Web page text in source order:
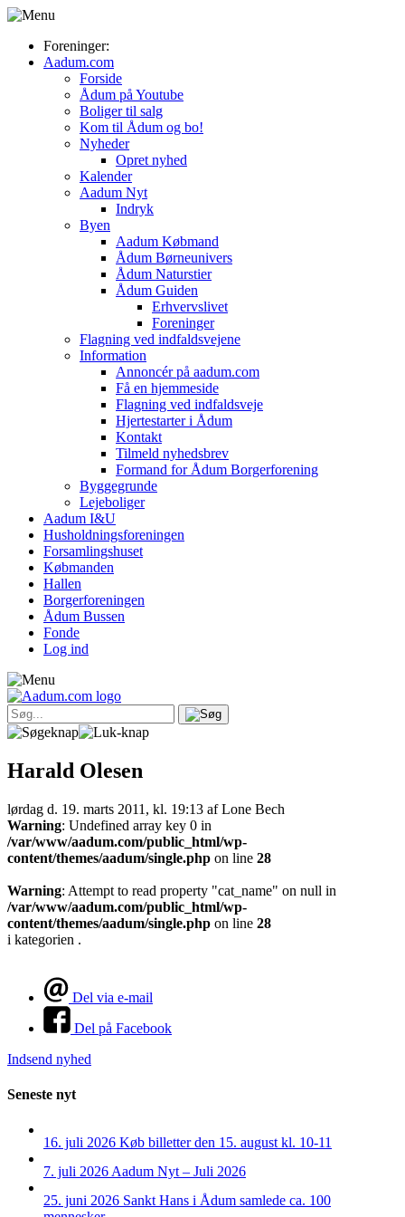
Foreninger:
Aadum.com
Forside
Ådum på Youtube
Boliger til salg
Kom til Ådum og bo!
Nyheder
Opret nyhed
Kalender
Aadum Nyt
Indryk
Byen
Aadum Købmand
Ådum Børneunivers
Ådum Naturstier
Ådum Guiden
Erhvervslivet
Foreninger
Flagning ved indfaldsvejene
Information
Annoncér på aadum.com
Få en hjemmeside
Flagning ved indfaldsveje
Hjertestarter i Ådum
Kontakt
Tilmeld nyhedsbrev
Formand for Ådum Borgerforening
Byggegrunde
Lejeboliger
Aadum I&U
Husholdningsforeningen
Forsamlingshuset
Købmanden
Hallen
Borgerforeningen
Ådum Bussen
Fonde
Log ind
Harald Olesen
lørdag d. 19. marts 2011, kl. 19:13 af Lone Bech
Warning: Undefined array key 0 in
/var/www/aadum.com/public_html/wp-
content/themes/aadum/single.php on line 28
Warning: Attempt to read property "cat_name" on null in
/var/www/aadum.com/public_html/wp-
content/themes/aadum/single.php on line 28
i kategorien .
Del via e-mail
Del på Facebook
Indsend nyhed
Seneste nyt
16. juli 2026 Køb billetter den 15. august kl. 10-11
7. juli 2026 Aadum Nyt – Juli 2026
25. juni 2026 Sankt Hans i Ådum samlede ca. 100